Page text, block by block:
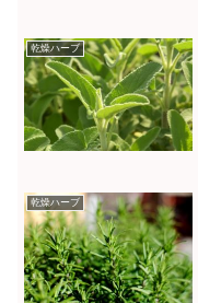
乾燥ハーブ
乾燥ハーブ